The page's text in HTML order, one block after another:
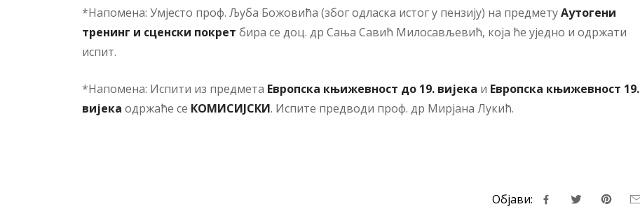
*Напомена: Умјесто проф. Љуба Божовића (због одласка истог у пензију) на предметуАутогени
тренинг и сценски покрет бира се доц. др Сања Савић Милосављевић, која ће уједно и одржати
испит.
*Напомена: Испити из предмета Европска књижевност до 19. вијека и Европска књижевност 19.
вијека одржаће се КОМИСИЈСКИ. Испите предводи проф. др Мирјана Лукић.
Објави: